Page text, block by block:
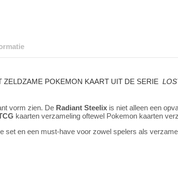
ZELDZAME POKEMON KAART UIT DE SERIE
vorm zien. De Radiant Steelix is niet alleen een
kaarten verzameling oftewel Pokemon kaarten
set en een must-have voor zowel spelers als